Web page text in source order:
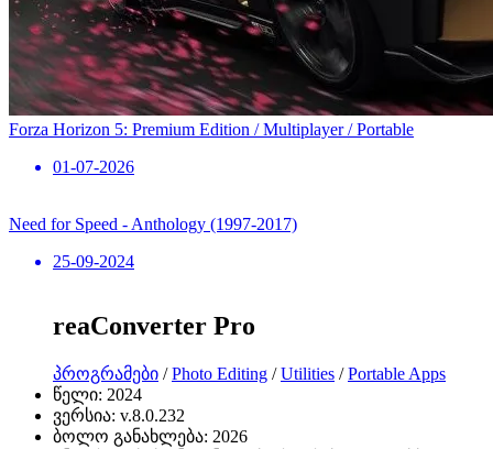
Forza Horizon 5: Premium Edition / Multiplayer / Portable
01-07-2026
Need for Speed ​​- Anthology (1997-2017)
25-09-2024
reaConverter Pro
პროგრამები /Photo Editing /Utilities /Portable Apps
წელი: 2024
ვერსია: v.8.0.232
ბოლო განახლება: 2026